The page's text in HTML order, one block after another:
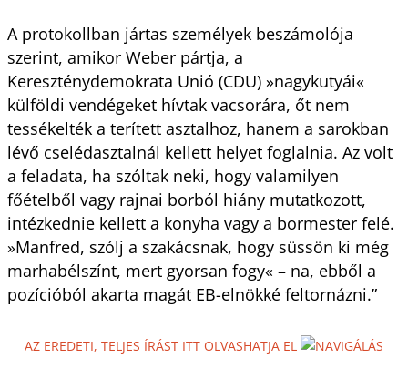
A protokollban jártas személyek beszámolója
szerint, amikor Weber pártja, a
Kereszténydemokrata Unió (CDU) »nagykutyái«
külföldi vendégeket hívtak vacsorára, őt nem
tessékelték a terített asztalhoz, hanem a sarokban
lévő cselédasztalnál kellett helyet foglalnia. Az volt
a feladata, ha szóltak neki, hogy valamilyen
főételből vagy rajnai borból hiány mutatkozott,
intézkednie kellett a konyha vagy a bormester felé.
»Manfred, szólj a szakácsnak, hogy süssön ki még
marhabélszínt, mert gyorsan fogy« – na, ebből a
pozícióból akarta magát EB-elnökké feltornázni.”
AZ EREDETI, TELJES ÍRÁST ITT OLVASHATJA EL